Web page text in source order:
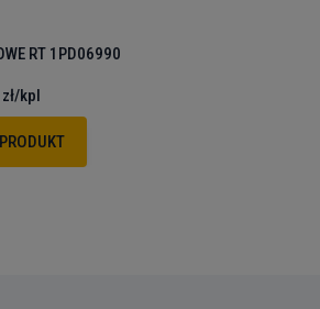
RT 1PD06990
/kpl